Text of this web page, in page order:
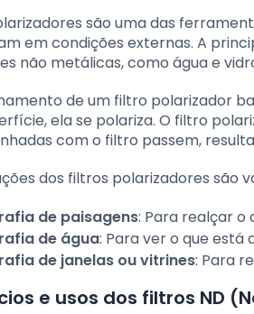
são uma das
em condições externas. A
não metálicas, como água e
de um filtro polarizador
ela se polariza. O filtro
com o filtro passem,
dos filtros polarizadores são
de paisagens: Para realçar o
de água: Para ver o que está
de janelas ou vitrines: Para
e usos dos filtros ND